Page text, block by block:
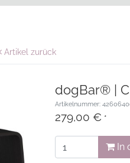
Artikel zurück
dogBar® |
Artikelnummer:
279,00 € *
In